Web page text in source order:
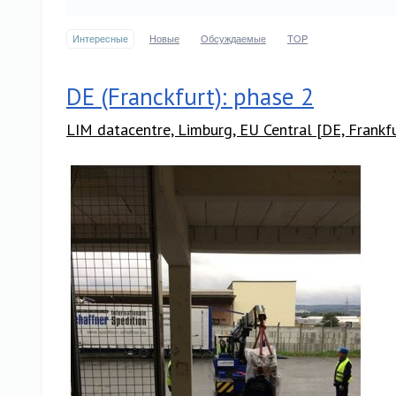
Интересные Новые Обсуждаемые TOP
DE (Franckfurt): phase 2
LIM datacentre, Limburg, EU Central [DE,